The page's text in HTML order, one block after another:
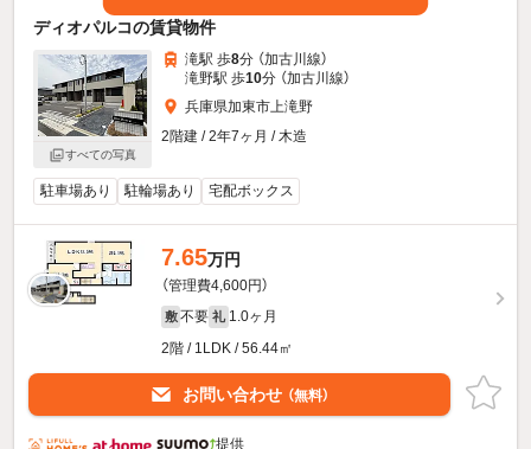
ディオパルコの賃貸物件
すべての写真
滝駅 歩8分 （加古川線）
滝野駅 歩10分 （加古川線）
兵庫県加東市上滝野
2階建 / 2年7ヶ月 / 木造
駐車場あり 駐輪場あり 宅配ボックス
7.65万円
（管理費4,600円）
敷 不要 礼 1.0ヶ月
2階 / 1LDK / 56.44㎡
お問い合わせ （無料）
提供